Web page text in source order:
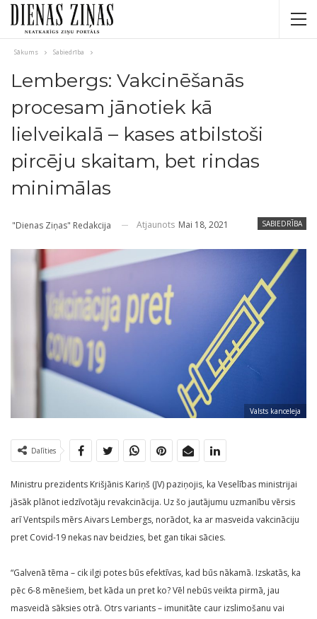
Sākums Sabiedrība
Lembergs: Vakcinēšanās
procesam jānotiek kā
lielveikalā – kases atbilstoši
pircēju skaitam, bet rindas
minimālas
SABIEDRĪBA
"Dienas Ziņas" Redakcija Atjaunots Mai 18, 2021
Valsts kanceleja
Dalīties
Ministru prezidents Krišjānis Kariņš (JV) paziņojis, ka Veselības ministrijai
jāsāk plānot iedzīvotāju revakcinācija. Uz šo jautājumu uzmanību vērsis
arī Ventspils mērs Aivars Lembergs, norādot, ka ar masveida vakcināciju
pret Covid-19 nekas nav beidzies, bet gan tikai sācies.
“Galvenā tēma – cik ilgi potes būs efektīvas, kad būs nākamā. Izskatās, ka
pēc 6-8 mēnešiem, bet kāda un pret ko? Vēl nebūs veikta pirmā, jau
masveidā sāksies otrā. Otrs variants – imunitāte caur izslimošanu vai